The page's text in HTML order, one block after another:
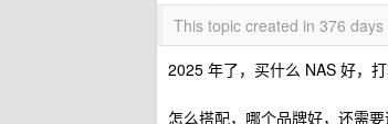
This topic created in 376
2025 年了，买什么 NAS 好，
怎么搭配，哪个品牌好，还需